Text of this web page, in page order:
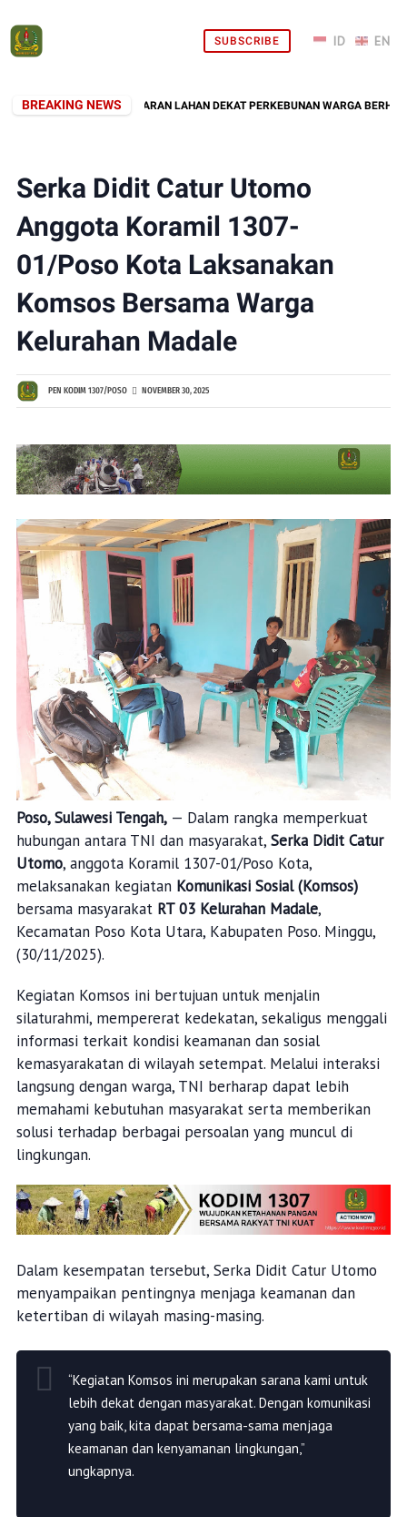
SUBSCRIBE
BREAKING NEWS
1307/POSO, KEBAKARAN LAHAN DEKAT PERKEBUNAN WARGA BERHASIL
Serka Didit Catur Utomo
Anggota Koramil 1307-
01/Poso Kota Laksanakan
Komsos Bersama Warga
Kelurahan Madale
PEN KODIM 1307/POSO NOVEMBER 30, 2025
Poso, Sulawesi Tengah,— Dalam rangka memperkuat
hubungan antara TNI dan masyarakat, Serka Didit Catur
Utomo, anggota Koramil 1307-01/Poso Kota,
melaksanakan kegiatan Komunikasi Sosial (Komsos)
bersama masyarakat RT 03 Kelurahan Madale,
Kecamatan Poso Kota Utara, Kabupaten Poso. Minggu,
(30/11/2025).
Kegiatan Komsos ini bertujuan untuk menjalin
silaturahmi, mempererat kedekatan, sekaligus menggali
informasi terkait kondisi keamanan dan sosial
kemasyarakatan di wilayah setempat. Melalui interaksi
langsung dengan warga, TNI berharap dapat lebih
memahami kebutuhan masyarakat serta memberikan
solusi terhadap berbagai persoalan yang muncul di
lingkungan.
Dalam kesempatan tersebut, Serka Didit Catur Utomo
menyampaikan pentingnya menjaga keamanan dan
ketertiban di wilayah masing-masing.
“Kegiatan Komsos ini merupakan sarana kami untuk
lebih dekat dengan masyarakat. Dengan komunikasi
yang baik, kita dapat bersama-sama menjaga
keamanan dan kenyamanan lingkungan,”
ungkapnya.